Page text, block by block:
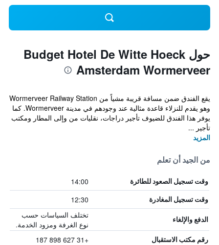
حول Budget Hotel De Witte Hoeck
Amsterdam Wormerveer
يقع الفندق ضمن مسافة قريبة مشياً من Wormerveer Railway Station
وهو يقدم للنزلاء قاعدة مثالية عند وجودهم في مدينة Wormerveer. كما
يوفر هذا الفندق للضيوف تأجير دراجات، نقليات من وإلى المطار ومكتب
تأجير ...
المزيد
من الجيد أن تعلم
وقت تسجيل الصعود للطائرة 14:00
وقت تسجيل المغادرة 12:30
الدفع والإلغاء
تختلف السياسات حسب
نوع الغرفة ومزود الخدمة.
رقم مكتب الاستقبال +31 627 898 187